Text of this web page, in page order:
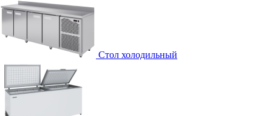
Стол холодильный